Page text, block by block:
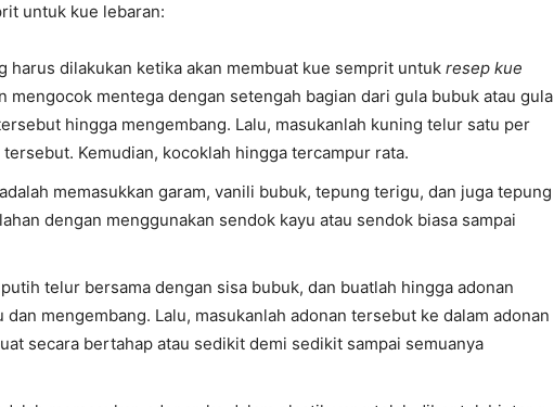
untuk kue lebaran:
harus dilakukan ketika akan membuat kue semprit untuk resep kue
mengocok mentega dengan setengah bagian dari gula bubuk atau gula
hingga mengembang. Lalu, masukanlah kuning telur satu per
tersebut. Kemudian, kocoklah hingga tercampur rata.
memasukkan garam, vanili bubuk, tepung terigu, dan juga tepung
dengan menggunakan sendok kayu atau sendok biasa sampai
telur bersama dengan sisa bubuk, dan buatlah hingga adonan
mengembang. Lalu, masukanlah adonan tersebut ke dalam adonan
secara bertahap atau sedikit demi sedikit sampai semuanya